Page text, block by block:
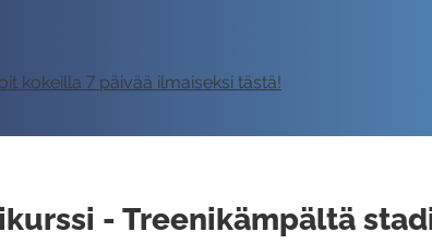
kokeilla 7 päivää ilmaiseksi tästä!
- Treenikämpältä